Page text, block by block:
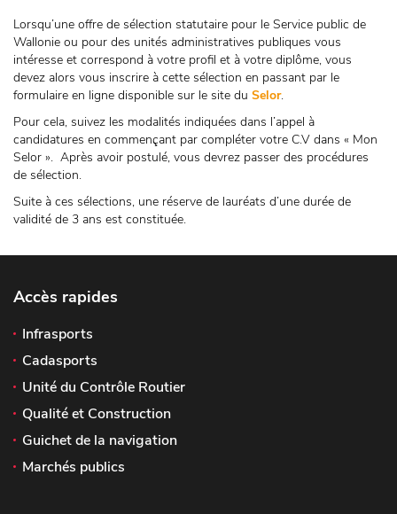
Lorsqu’une offre de sélection statutaire pour le Service public de
Wallonie ou pour des unités administratives publiques vous
intéresse et correspond à votre profil et à votre diplôme, vous
devez alors vous inscrire à cette sélection en passant par le
formulaire en ligne disponible sur le site du Selor.
Pour cela, suivez les modalités indiquées dans l’appel à
candidatures en commençant par compléter votre C.V dans « Mon
Selor ». Après avoir postulé, vous devrez passer des procédures
de sélection.
Suite à ces sélections, une réserve de lauréats d’une durée de
validité de 3 ans est constituée.
Accès rapides
Infrasports
Cadasports
Unité du Contrôle Routier
Qualité et Construction
Guichet de la navigation
Marchés publics